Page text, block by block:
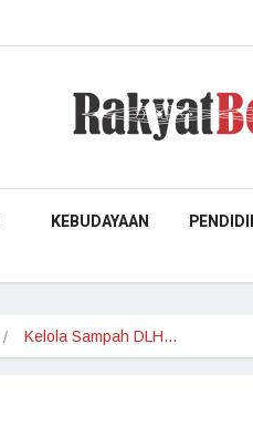
KEBUDAYAAN
Kelola Sampah DLH…